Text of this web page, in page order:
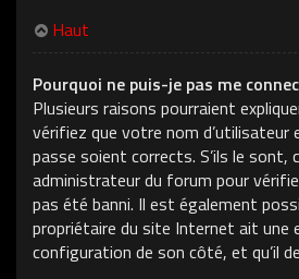
Haut
Pourquoi ne puis-je pas me
Plusieurs raisons pourraient
vérifiez que votre nom
passe soient corrects. S’ils le sont,
administrateur du forum pour
pas été banni. Il est également
propriétaire du site Internet ait une
configuration de son côté, et qu’il